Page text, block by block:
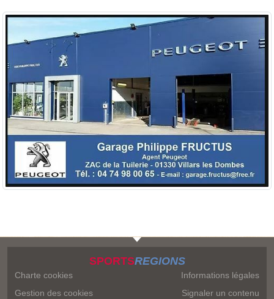
SPORTSREGIONS
Charte cookies
Gestion des cookies
Informations légales
Signaler un contenu